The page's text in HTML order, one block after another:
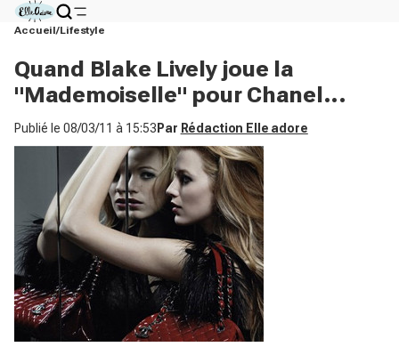
Accueil Lifestyle
Quand Blake Lively joue la
"Mademoiselle" pour Chanel...
Publié le 08/03/11 à 15:53 Par Rédaction Elle adore